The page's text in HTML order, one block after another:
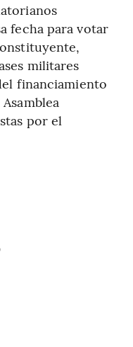
fecha para votar
militares
financiamiento
por el